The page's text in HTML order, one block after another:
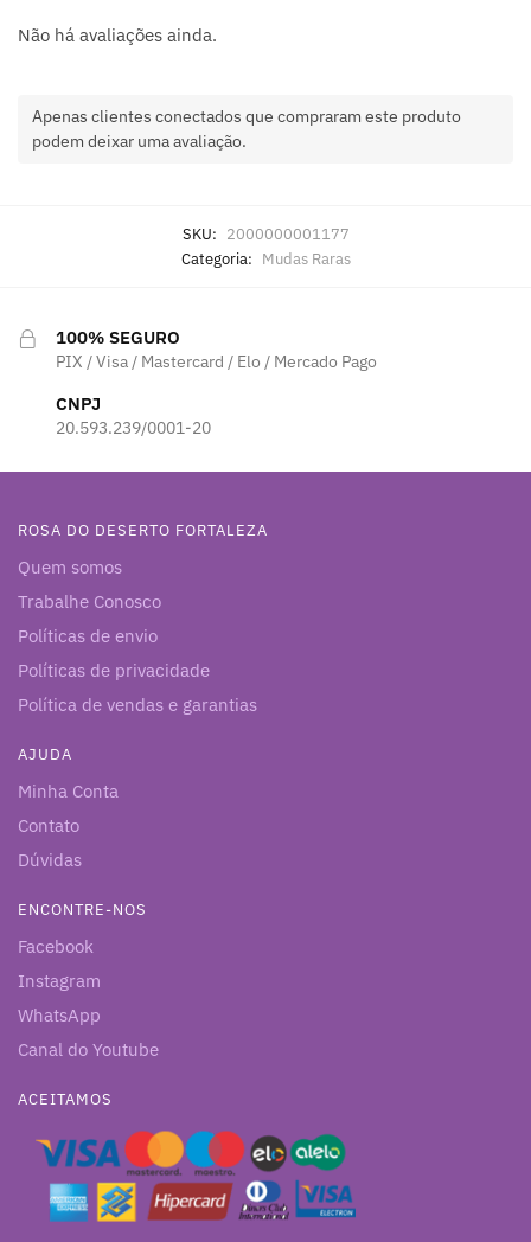
Não há avaliações ainda.
Apenas clientes conectados que compraram este produto
podem deixar uma avaliação.
SKU: 2000000001177
Categoria: Mudas Raras
100% SEGURO
PIX / Visa / Mastercard / Elo / Mercado Pago
CNPJ
20.593.239/0001-20
ROSA DO DESERTO FORTALEZA
Quem somos
Trabalhe Conosco
Políticas de envio
Políticas de privacidade
Política de vendas e garantias
AJUDA
Minha Conta
Contato
Dúvidas
ENCONTRE-NOS
Facebook
Instagram
WhatsApp
Canal do Youtube
ACEITAMOS